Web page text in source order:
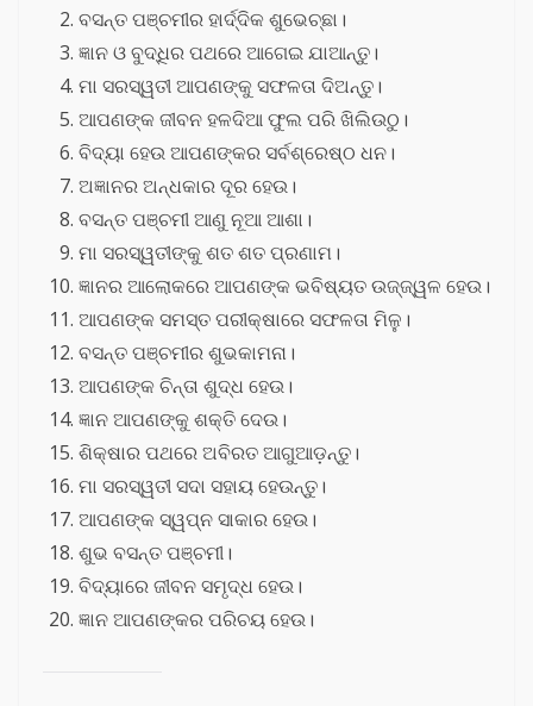
ବସନ୍ତ ପଞ୍ଚମୀର ହାର୍ଦ୍ଦିକ ଶୁଭେଚ୍ଛା।
ଜ୍ଞାନ ଓ ବୁଦ୍ଧିର ପଥରେ ଆଗେଇ ଯାଆନ୍ତୁ।
ମା ସରସ୍ୱତୀ ଆପଣଙ୍କୁ ସଫଳତା ଦିଅନ୍ତୁ।
ଆପଣଙ୍କ ଜୀବନ ହଳଦିଆ ଫୁଲ ପରି ଖିଲିଉଠୁ।
ବିଦ୍ୟା ହେଉ ଆପଣଙ୍କର ସର୍ବଶ୍ରେଷ୍ଠ ଧନ।
ଅଜ୍ଞାନର ଅନ୍ଧକାର ଦୂର ହେଉ।
ବସନ୍ତ ପଞ୍ଚମୀ ଆଣୁ ନୂଆ ଆଶା।
ମା ସରସ୍ୱତୀଙ୍କୁ ଶତ ଶତ ପ୍ରଣାମ।
ଜ୍ଞାନର ଆଲୋକରେ ଆପଣଙ୍କ ଭବିଷ୍ୟତ ଉଜ୍ଜ୍ୱଳ ହେଉ।
ଆପଣଙ୍କ ସମସ୍ତ ପରୀକ୍ଷାରେ ସଫଳତା ମିଳୁ।
ବସନ୍ତ ପଞ୍ଚମୀର ଶୁଭକାମନା।
ଆପଣଙ୍କ ଚିନ୍ତା ଶୁଦ୍ଧ ହେଉ।
ଜ୍ଞାନ ଆପଣଙ୍କୁ ଶକ୍ତି ଦେଉ।
ଶିକ୍ଷାର ପଥରେ ଅବିରତ ଆଗୁଆଡ଼ନ୍ତୁ।
ମା ସରସ୍ୱତୀ ସଦା ସହାୟ ହେଉନ୍ତୁ।
ଆପଣଙ୍କ ସ୍ୱପ୍ନ ସାକାର ହେଉ।
ଶୁଭ ବସନ୍ତ ପଞ୍ଚମୀ।
ବିଦ୍ୟାରେ ଜୀବନ ସମୃଦ୍ଧ ହେଉ।
ଜ୍ଞାନ ଆପଣଙ୍କର ପରିଚୟ ହେଉ।